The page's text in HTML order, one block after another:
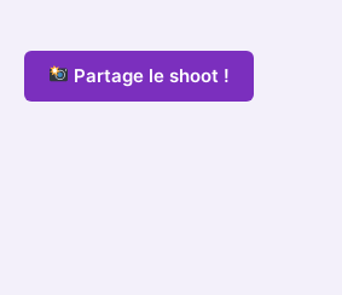
Partage le shoot !